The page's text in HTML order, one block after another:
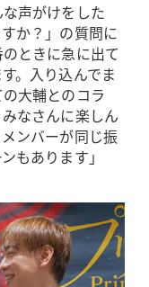
声がけをした
か？」の質問に
ときに急に出て
。入り込んでま
大輔とのコラ
なさんに楽しん
ンバーが同じ振
もあります」